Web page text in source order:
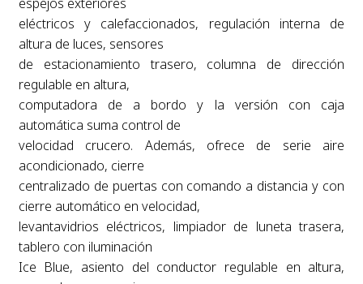
eléctricos y calefaccionados, regulación interna de
altura de luces, sensores
de estacionamiento trasero, columna de dirección
regulable en altura,
computadora de a bordo y la versión con caja
automática suma control de
velocidad crucero. Además, ofrece de serie aire
acondicionado, cierre
centralizado de puertas con comando a distancia y con
cierre automático en velocidad,
levantavidrios eléctricos, limpiador de luneta trasera,
tablero con iluminación
Ice Blue, asiento del conductor regulable en altura,